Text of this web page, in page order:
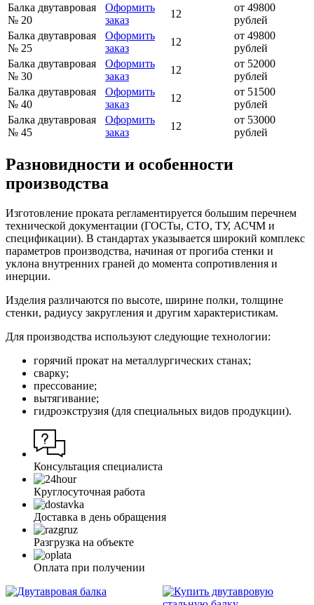
Балка двутавровая
№ 20
Оформить
заказ
12
от 49800
рублей
Балка двутавровая
№ 25
Оформить
заказ
12
от 49800
рублей
Балка двутавровая
№ 30
Оформить
заказ
12
от 52000
рублей
Балка двутавровая
№ 40
Оформить
заказ
12
от 51500
рублей
Балка двутавровая
№ 45
Оформить
заказ
12
от 53000
рублей
Разновидности и особенности
производства
Изготовление проката регламентируется большим перечнем
технической документации (ГОСТы, СТО, ТУ, АСЧМ и
спецификации). В стандартах указывается широкий комплекс
параметров производства, начиная от прогиба стенки и
уклона внутренних граней до момента сопротивления и
инерции.
Изделия различаются по высоте, ширине полки, толщине
стенки, радиусу закругления и другим характеристикам.
Для производства используют следующие технологии:
горячий прокат на металлургических станах;
сварку;
прессование;
вытягивание;
гидроэкструзия (для специальных видов продукции).
Консультация специалиста
Круглосуточная работа
Доставка в день обращения
Разгрузка на объекте
Оплата при получении